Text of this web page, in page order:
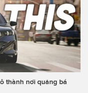
thành nơi quảng bá